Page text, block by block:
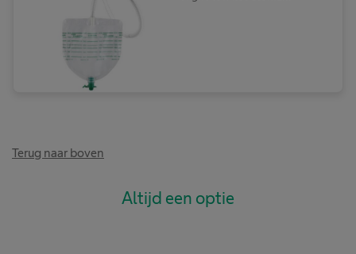
Terug naar boven
Altijd een optie